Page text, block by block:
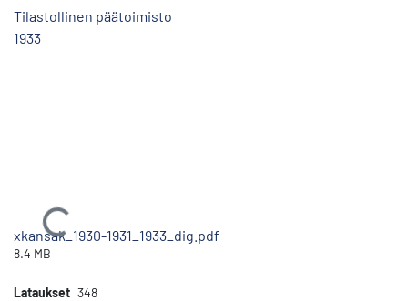
Tilastollinen päätoimisto
1933
Ladataan...
xkansak_1930-1931_1933_dig.pdf
8.4 MB
Lataukset 348